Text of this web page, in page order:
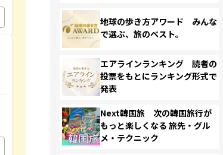
地球の歩き方アワード みんな
で選ぶ、旅のベスト。
エアラインランキング 読者の
投票をもとにランキング形式で
発表
Next韓国旅 次の韓国旅行が
もっと楽しくなる 旅先・グル
メ・テクニック